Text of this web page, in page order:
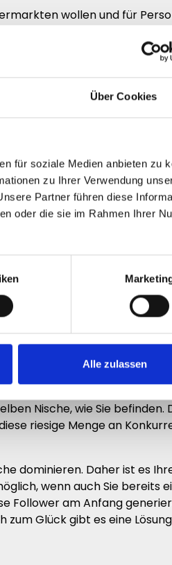
Über Cookies
für soziale Medien anbieten zu
zu Ihrer Verwendung
Partner führen diese
oder die sie im Rahmen Ihrer
Alle zulassen
wollen und für
schaffen?
auf Instagram
haben. Dadurch,
solange Ihr Content gut
auf Instagram
über Instagram verkaufen
werden. Viele
die Produkte der Firma
Post gezahlt werden. Die
den ersten Schritt
über Sie Bescheid weiß.
können. Durch die
Nische, wie Sie befinden.
riesige Menge an
dominieren. Daher ist es
wenn auch Sie bereits
Follower am Anfang
Glück gibt es eine